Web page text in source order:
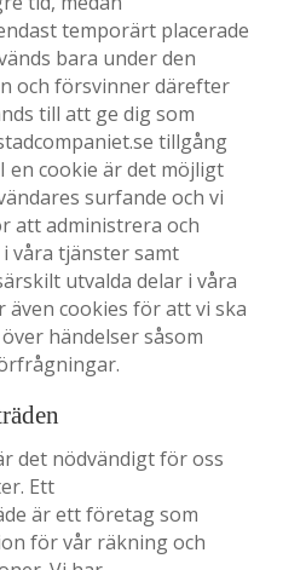
temporärt placerade
bara under den
och försvinner därefter
till att ge dig som
tillgång
cookie är det möjligt
surfande och vi
att administrera och
våra tjänster samt
utvalda delar i våra
även cookies för att vi ska
händelser såsom
det nödvändigt för oss
Ett
är ett företag som
för vår räkning och